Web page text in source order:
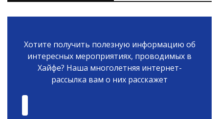
Хотите получить полезную информацию об
интересных мероприятиях, проводимых в
Хайфе? Наша многолетняя интернет-
рассылка вам о них расскажет